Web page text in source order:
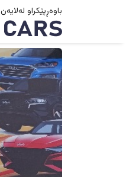
باوەڕپێکراو لەلایەن